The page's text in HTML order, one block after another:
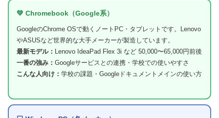
💚 Chromebook（Google系）
GoogleのChrome OSで動くノートPC・タブレットです。Lenovo
やASUSなど世界的な大手メーカーが製造しています。
最新モデル：
Lenovo IdeaPad Flex 3i など 50,000〜65,000円前後
一番の強み： Googleサービスとの連携・学校での使いやすさ
こんな人向け： 学校の課題・Googleドキュメントメインの使い方